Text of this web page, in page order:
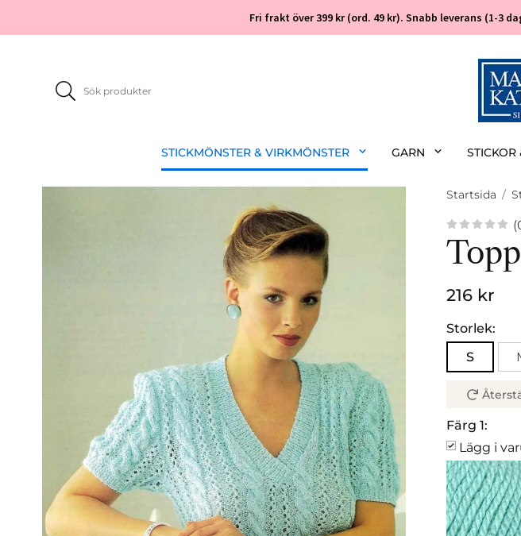
Fri frakt över 399 kr (ord. 49 kr). Snabb leverans (1-3
STICKMÖNSTER & VIRKMÖNSTER GARN STICKOR
Startsida /
Topp
216 kr
Storlek:
S
Färg 1:
Lägg i